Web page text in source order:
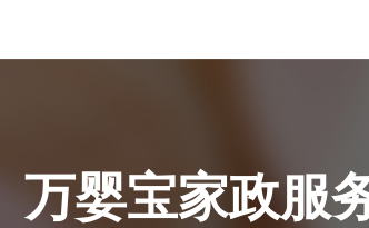
万婴宝家政服